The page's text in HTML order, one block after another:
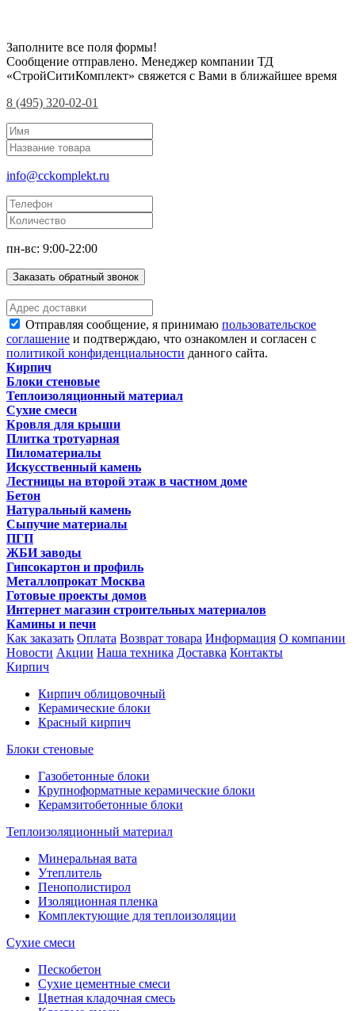
Заполните все поля формы!
Сообщение отправлено. Менеджер компании ТД
«СтройСитиКомплект» свяжется с Вами в ближайшее время
8 (495) 320-02-01
info@cckomplekt.ru
пн-вс: 9:00-22:00
Заказать обратный звонок
Отправляя сообщение, я принимаю пользовательское
соглашение и подтверждаю, что ознакомлен и согласен с
политикой конфиденциальности данного сайта.
Кирпич
Блоки стеновые
Теплоизоляционный материал
Сухие смеси
Кровля для крыши
Плитка тротуарная
Пиломатериалы
Искусственный камень
Лестницы на второй этаж в частном доме
Бетон
Натуральный камень
Сыпучие материалы
ПГП
ЖБИ заводы
Гипсокартон и профиль
Металлопрокат Москва
Готовые проекты домов
Интернет магазин строительных материалов
Камины и печи
Как заказать Оплата Возврат товара Информация О компании
Новости Акции Наша техника Доставка Контакты
Кирпич
Кирпич облицовочный
Керамические блоки
Красный кирпич
Блоки стеновые
Газобетонные блоки
Крупноформатные керамические блоки
Керамзитобетонные блоки
Теплоизоляционный материал
Минеральная вата
Утеплитель
Пенополистирол
Изоляционная пленка
Комплектующие для теплоизоляции
Сухие смеси
Пескобетон
Сухие цементные смеси
Цветная кладочная смесь